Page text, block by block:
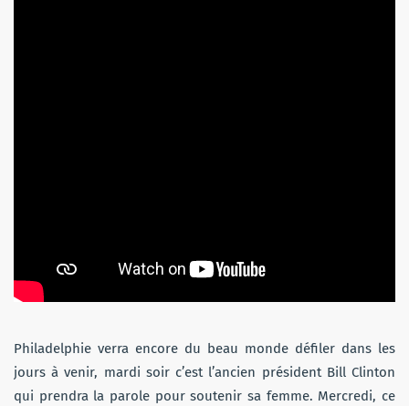
Philadelphie verra encore du beau monde défiler dans les
jours à venir, mardi soir c’est l’ancien président Bill Clinton
qui prendra la parole pour soutenir sa femme. Mercredi, ce